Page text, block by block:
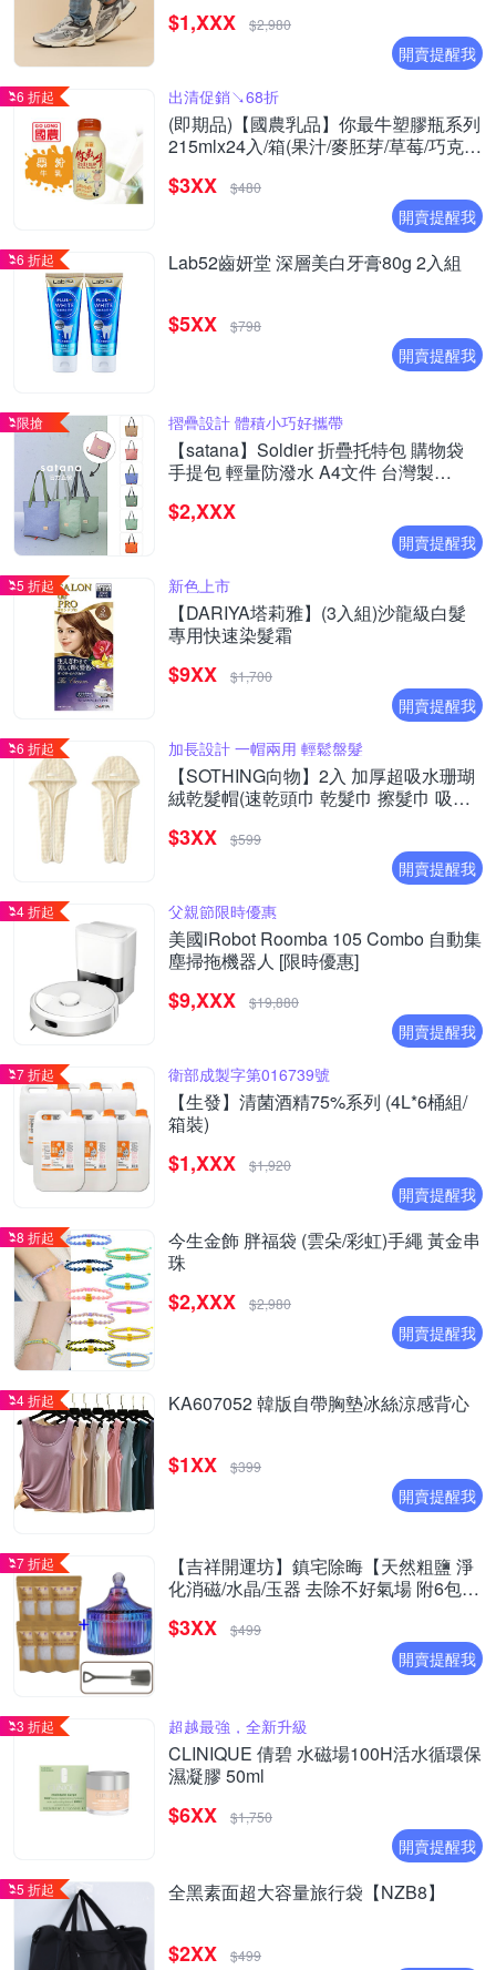
(Y購/網路獨家)
$1,XXX $2,980
開賣提醒我
6 折起 出清促銷↘68折
(即期品)【國農乳品】你最牛塑膠瓶系列
215mlx24入/箱(果汁/麥胚芽/草莓/巧克力
$3XX $480
開賣提醒我
6 折起 Lab52齒妍堂 深層美白牙膏80g 2入組
$5XX $798
開賣提醒我
限搶 摺疊設計 體積小巧好攜帶
【satana】Soldier 折疊托特包 購物袋
手提包 輕量防潑水 A4文件 台灣製
$2,XXX
開賣提醒我
5 折起 新色上市
【DARIYA塔莉雅】(3入組)沙龍級白髮
專用快速染髮霜
$9XX $1,700
開賣提醒我
6 折起 加長設計 一帽兩用 輕鬆盤髮
【SOTHING向物】2入 加厚超吸水珊瑚
絨乾髮帽(速乾頭巾 乾髮巾 擦髮巾 吸水
$3XX $599
開賣提醒我
4 折起 父親節限時優惠
美國iRobot Roomba 105 Combo 自動集
塵掃拖機器人 [限時優惠]
$9,XXX $19,880
開賣提醒我
7 折起 衛部成製字第016739號
【生發】清菌酒精75%系列 (4L*6桶組/
箱裝)
$1,XXX $1,920
開賣提醒我
8 折起
今生金飾 胖福袋 (雲朵/彩虹)手繩 黃金串
珠
$2,XXX $2,980
開賣提醒我
4 折起 KA607052 韓版自帶胸墊冰絲涼感背心
$1XX $399
開賣提醒我
7 折起
【吉祥開運坊】鎮宅除晦【天然粗鹽 淨
化消磁/水晶/玉器 去除不好氣場 附6包海
$3XX $499
開賣提醒我
3 折起 超越最強，全新升級
CLINIQUE 倩碧 水磁場100H活水循環保
濕凝膠 50ml
$6XX $1,750
開賣提醒我
5 折起 全黑素面超大容量旅行袋【NZB8】
$2XX $499